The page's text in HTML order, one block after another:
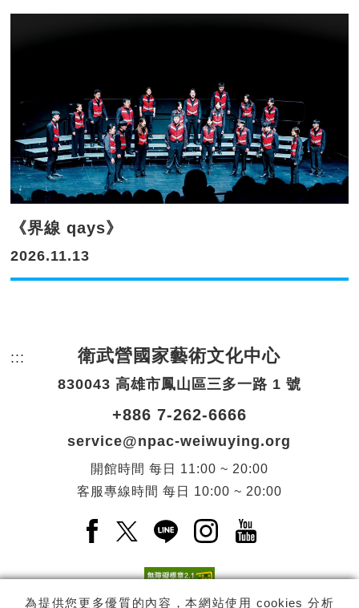
《界線 qays》
2026.11.13
為提供您更多優質的內容，本網站使用 cookies 分析
::: 頁尾網站資訊。
衛武營國家藝術文化中心
830043 高雄市鳳山區三多一路 1 號
+886 7-262-6666
service@npac-weiwuying.org
開館時間 每日
11:00 ~ 20:00
客服專線時間 每日 10:00 ~ 20:00
Facebook(另開新視窗)
X(另開新視窗)
LINE(另開新視窗)
Instagram(另開新視
YouTube(另開